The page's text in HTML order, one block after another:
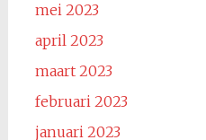
mei 2023
april 2023
maart 2023
februari 2023
januari 2023